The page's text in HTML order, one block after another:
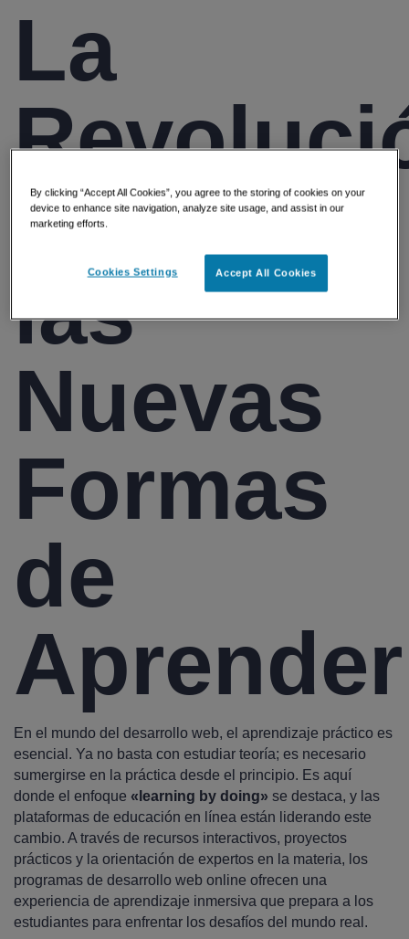
La
Digital y
las
Nuevas
Formas
de
Aprender
En el mundo del desarrollo web, el aprendizaje práctico es
esencial. Ya no basta con estudiar teoría; es necesario
sumergirse en la práctica desde el principio. Es aquí
donde el enfoque «learning by doing» se destaca, y las
plataformas de educación en línea están liderando este
cambio. A través de recursos interactivos, proyectos
prácticos y la orientación de expertos en la materia, los
programas de desarrollo web online ofrecen una
experiencia de aprendizaje inmersiva que prepara a los
estudiantes para enfrentar los desafíos del mundo real.
By clicking “Accept All Cookies”, you agree to the storing of cookies on your
device to enhance site navigation, analyze site usage, and assist in our
marketing efforts.
Accept All Cookies
Cookies Settings